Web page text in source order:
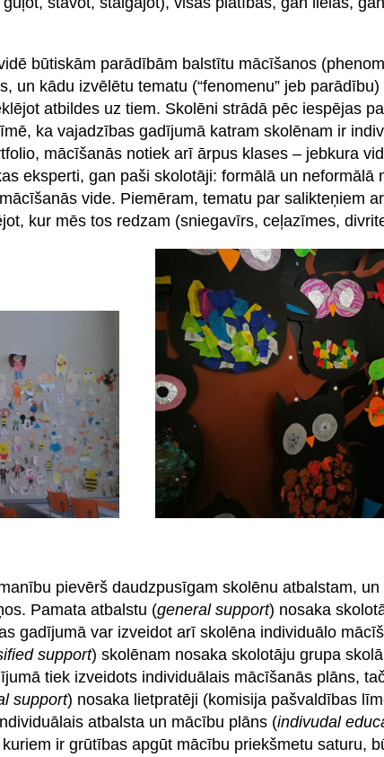
būtiskām parādībām balstītu mācīšanos
un kādu izvēlētu tematu (“fenomenu” jeb
atbildes uz tiem. Skolēni strādā pēc iespējas
ka vajadzības gadījumā katram skolēnam ir
mācīšanās notiek arī ārpus klases – jebkura
eksperti, gan paši skolotāji: formālā un neformālā
vide. Piemēram, tematu par salikteņiem
kur mēs tos redzam (sniegavīrs, ceļazīmes,
pievērš daudzpusīgam skolēnu atbalstam,
Pamata atbalstu (general support) nosaka
gadījumā var izveidot arī skolēna individuālo
support) skolēnam nosaka skolotāju grupa
tiek izveidots individuālais mācīšanās plāns,
support) nosaka lietpratēji (komisija pašvaldības
atbalsta un mācību plāns (indivudal
ir grūtības apgūt mācību priekšmetu saturu,